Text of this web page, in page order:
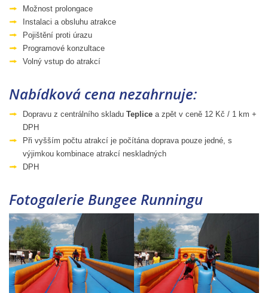
Možnost prolongace
Instalaci a obsluhu atrakce
Pojištění proti úrazu
Programové konzultace
Volný vstup do atrakcí
Nabídková cena nezahrnuje:
Dopravu z centrálního skladu Teplice a zpět v ceně 12 Kč / 1 km +
DPH
Při vyšším počtu atrakcí je počítána doprava pouze jedné, s
výjimkou kombinace atrakcí neskladných
DPH
Fotogalerie Bungee Runningu